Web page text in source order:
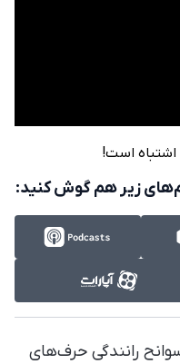
است!
زیر هم گوش کنید:
رانندگی حرف‌های